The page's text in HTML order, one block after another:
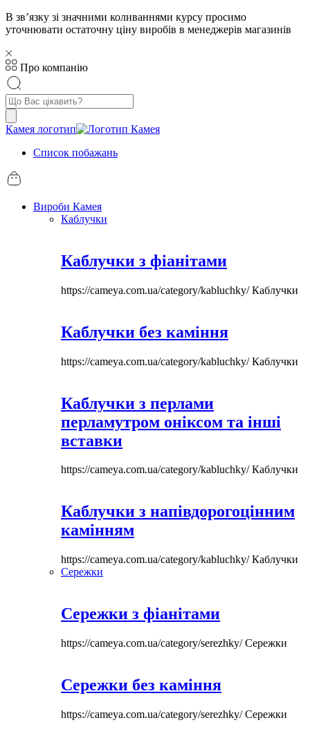
В звʼязку зі значними коливаннями курсу просимо
уточнювати остаточну ціну виробів в менеджерів магазинів
Про компанію
Пошук
товарів
Камея логотип
Список побажань
Вироби Камея
Каблучки
Каблучки з фіанітами
https://cameya.com.ua/category/kabluchky/Каблучки
Каблучки без каміння
https://cameya.com.ua/category/kabluchky/Каблучки
Каблучки з перлами
перламутром оніксом та інші
вставки
https://cameya.com.ua/category/kabluchky/Каблучки
Каблучки з напівдорогоцінним
камінням
https://cameya.com.ua/category/kabluchky/Каблучки
Сережки
Сережки з фіанітами
https://cameya.com.ua/category/serezhky/Сережки
Сережки без каміння
https://cameya.com.ua/category/serezhky/Сережки